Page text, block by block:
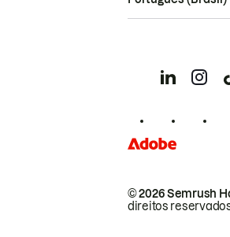
© 2026 Semrush
direitos